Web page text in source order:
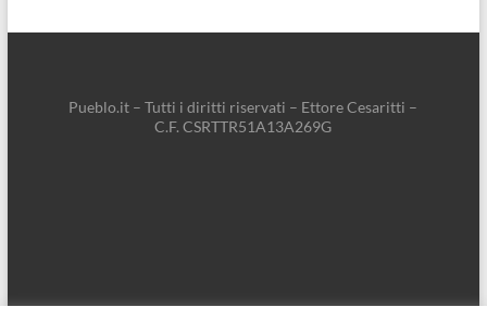
Pueblo.it – Tutti i diritti riservati – Ettore Cesaritti –
C.F. CSRTTR51A13A269G